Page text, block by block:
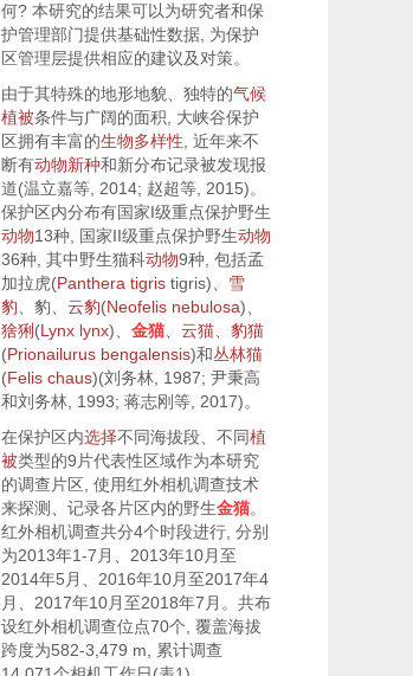
何? 本研究的结果可以为研究者和保
护管理部门提供基础性数据, 为保护
区管理层提供相应的建议及对策。
由于其特殊的地形地貌、独特的气候
植被条件与广阔的面积, 大峡谷保护
区拥有丰富的生物多样性 , 近年来不
断有动物新种和新分布记录被发现报
道(温立嘉等, 2014; 赵超等, 2015)。
保护区内分布有国家I级重点保护野生
动物13种, 国家II级重点保护野生动物
36种, 其中野生猫科动物9种, 包括孟
加拉虎(Panthera tigristigris)、 雪
豹 、豹、 云豹(Neofelis nebulosa)、
猞猁 (Lynx lynx)、 金猫、 云猫、 豹猫
(Prionailurus bengalensis)和丛林猫
(Felis chaus)(刘务林, 1987; 尹秉高
和刘务林, 1993; 蒋志刚等, 2017)。
在保护区内选择不同海拔段、不同植
被类型的9片代表性区域作为本研究
的调查片区, 使用红外相机调查技术
来探测、记录各片区内的野生金猫。
红外相机调查共分4个时段进行, 分别
为2013年1-7月、2013年10月至
2014年5月、2016年10月至2017年4
月、2017年10月至2018年7月。共布
设红外相机调查位点70个, 覆盖海拔
跨度为582-3,479 m, 累计调查